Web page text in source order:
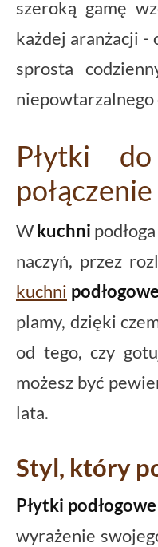
szeroką gamę
każdej aranżacji -
sprosta
Płytki
Wkuchni
naczyń, przez
kuchni podłogowe
plamy, dzięki
od tego, czy
możesz być
lata.
Styl, który
Płytki
wyrażenie